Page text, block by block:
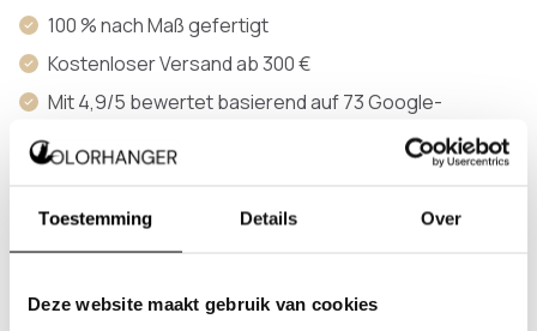
Toestemming Details Over
Deze website maakt gebruik van cookies
100 % nach Maß gefertigt
Kostenloser Versand ab 300 €
Mit 4,9/5 bewertet basierend auf 73 Google-
Produktinformationen
Die Nalen ist eine Deckenmontierte Garderobe